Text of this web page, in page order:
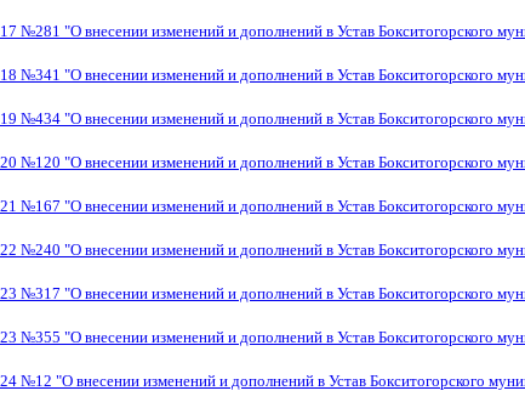
№281 "О внесении изменений и дополнений в Устав Бокситогорского
№341 "О внесении изменений и дополнений в Устав Бокситогорского
№434 "О внесении изменений и дополнений в Устав Бокситогорского
№120 "О внесении изменений и дополнений в Устав Бокситогорского
№167 "О внесении изменений и дополнений в Устав Бокситогорского
№240 "О внесении изменений и дополнений в Устав Бокситогорского
№317 "О внесении изменений и дополнений в Устав Бокситогорского
№355 "О внесении изменений и дополнений в Устав Бокситогорского
№12 "О внесении изменений и дополнений в Устав Бокситогорского